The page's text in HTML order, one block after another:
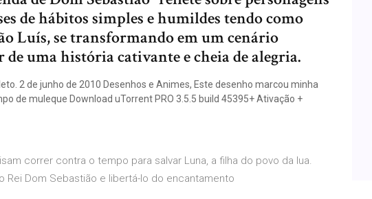
de hábitos simples e humildes tendo como
Luís, se transformando em um cenário
uma história cativante e cheia de alegria.
2 de junho de 2010 Desenhos e Animes, Este desenho marcou minha
de muleque Download uTorrent PRO 3.5.5 build 45395+ Ativação +
correr contra o tempo para salvar Luna, a filha do povo da lua.
Rei Dom Sebastião e libertá-lo do encantamento